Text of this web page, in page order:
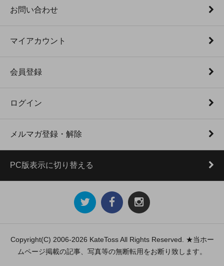
お問い合わせ
マイアカウント
会員登録
ログイン
メルマガ登録・解除
PC版表示に切り替える
Copyright(C) 2006-2026 KateToss All Rights Reserved. ★当ホー
ムページ掲載の記事、写真等の無断転用をお断り致します。